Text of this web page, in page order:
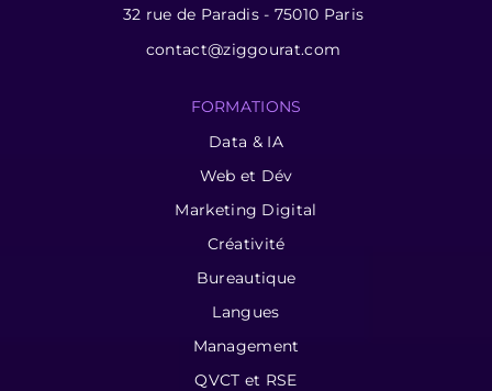
32 rue de Paradis - 75010 Paris
contact@ziggourat.com
FORMATIONS
Data & IA
Web et Dév
Marketing Digital
Créativité
Bureautique
Langues
Management
QVCT et RSE